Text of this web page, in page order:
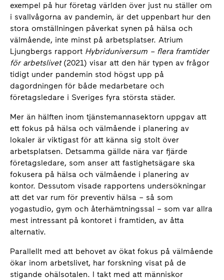
exempel på hur företag världen över just nu ställer om
i svallvågorna av pandemin, är det uppenbart hur den
stora omställningen påverkat synen på hälsa och
välmående, inte minst på arbetsplatser. Atrium
Ljungbergs rapport Hybriduniversum – flera framtider
för arbetslivet(2021) visar att den här typen av frågor
tidigt under pandemin stod högst upp på
dagordningen för både medarbetare och
företagsledare i Sveriges fyra största städer.
Mer än hälften inom tjänstemannasektorn uppgav att
ett fokus på hälsa och välmående i planering av
lokaler är viktigast för att känna sig stolt över
arbetsplatsen. Detsamma gällde nära var fjärde
företagsledare, som anser att fastighetsägare ska
fokusera på hälsa och välmående i planering av
kontor. Dessutom visade rapportens undersökningar
att det var rum för preventiv hälsa – så som
yogastudio, gym och återhämtningssal – som var allra
mest intressant på kontoret i framtiden, av åtta
alternativ.
Parallellt med att behovet av ökat fokus på välmående
ökar inom arbetslivet, har forskning visat på de
stigande ohälsotalen. I takt med att människor